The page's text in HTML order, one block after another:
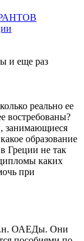
и еще раз
реально ее
востребованы?
занимающиеся
образование
Греции не так
каких
при
ОАЕДы. Они